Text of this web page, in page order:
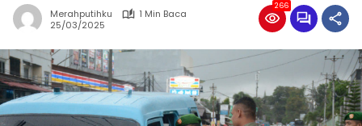
Merahputihku
1 Min Baca
25/03/2025
266